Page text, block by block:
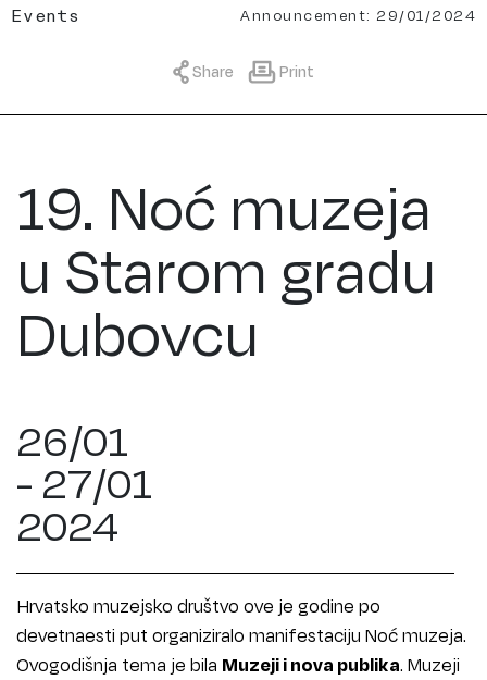
Events Announcement: 29/01/2024
Share Print
19. Noć muzeja
u Starom gradu
Dubovcu
26/01
- 27/01
2024
Hrvatsko muzejsko društvo ove je godine po
devetnaesti put organiziralo manifestaciju Noć muzeja.
Ovogodišnja tema je bila Muzeji i nova publika. Muzeji